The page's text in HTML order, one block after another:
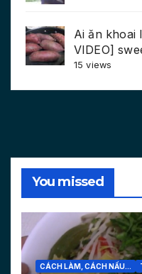
Ai ăn khoai
VIDEO]
15 views
You missed
CÁCH LÀM, CÁCH NẤU...